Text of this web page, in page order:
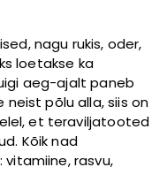
nagu rukis, oder,
loetakse ka
aeg-ajalt paneb
põlu alla, siis on
et teraviljatooted
Kõik nad
vitamiine, rasvu,